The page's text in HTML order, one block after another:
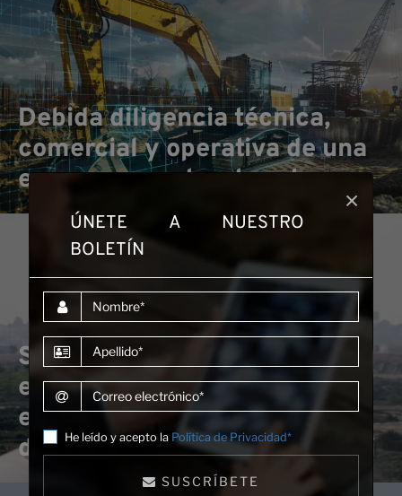
Debida diligencia técnica,
comercial y operativa de una
empresa constructora turca
Servicios de consultoría para
el estudio de viabilidad sobre
el establecimiento del fondo
de infraestructura de Karachi
ÚNETE A NUESTRO
BOLETÍN
×
Nombre
Apellido
Correo electrónico
He leído y acepto la Política de Privacidad*
SUSCRÍBETE